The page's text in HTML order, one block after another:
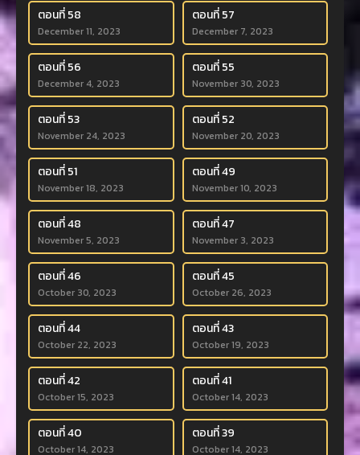
ตอนที่ 58
December 11, 2023
ตอนที่ 57
December 7, 2023
ตอนที่ 56
December 4, 2023
ตอนที่ 55
November 30, 2023
ตอนที่ 53
November 24, 2023
ตอนที่ 52
November 20, 2023
ตอนที่ 51
November 18, 2023
ตอนที่ 49
November 10, 2023
ตอนที่ 48
November 5, 2023
ตอนที่ 47
November 3, 2023
ตอนที่ 46
October 30, 2023
ตอนที่ 45
October 26, 2023
ตอนที่ 44
October 22, 2023
ตอนที่ 43
October 19, 2023
ตอนที่ 42
October 15, 2023
ตอนที่ 41
October 14, 2023
ตอนที่ 40
October 14, 2023
ตอนที่ 39
October 14, 2023